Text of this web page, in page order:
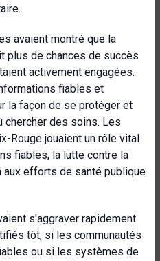
avaient montré que la
plus de chances de succès
activement engagées.
fiables et
la façon de se protéger et
chercher des soins. Les
Rouge jouaient un rôle vital
fiables, la lutte contre la
efforts de santé publique
s'aggraver rapidement
tôt, si les communautés
ou si les systèmes de